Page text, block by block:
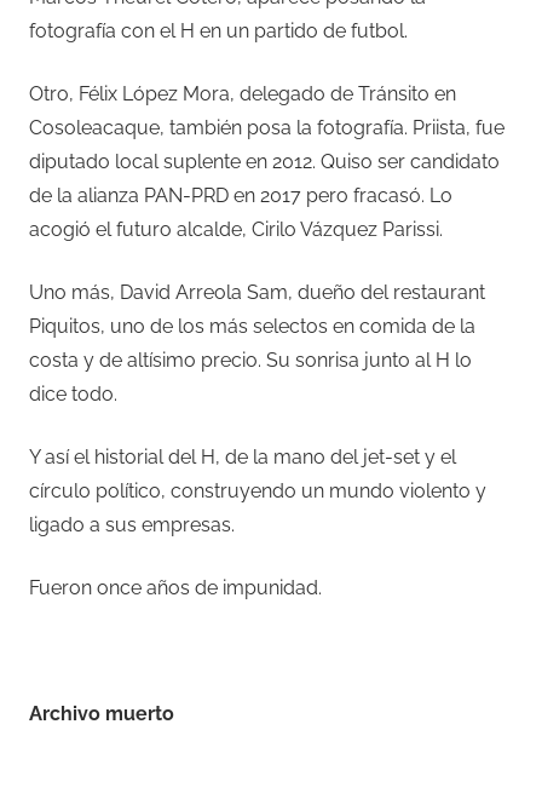
fotografía con el H en un partido de futbol.
Otro, Félix López Mora, delegado de Tránsito en
Cosoleacaque, también posa la fotografía. Priista, fue
diputado local suplente en 2012. Quiso ser candidato
de la alianza PAN-PRD en 2017 pero fracasó. Lo
acogió el futuro alcalde, Cirilo Vázquez Parissi.
Uno más, David Arreola Sam, dueño del restaurant
Piquitos, uno de los más selectos en comida de la
costa y de altísimo precio. Su sonrisa junto al H lo
dice todo.
Y así el historial del H, de la mano del jet-set y el
círculo político, construyendo un mundo violento y
ligado a sus empresas.
Fueron once años de impunidad.
Archivo muerto